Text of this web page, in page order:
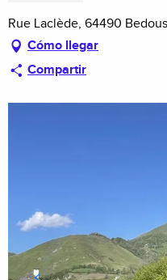
Rue Laclède, 64490 Bedous
Cómo llegar
Compartir